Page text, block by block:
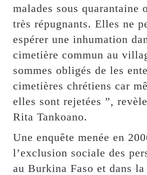
malades sous quarantaine
très répugnants. Elles ne
espérer une inhumation
cimetière commun au
sommes obligés de les
cimetières chrétiens car
elles sont rejetées ”,
Rita Tankoano.
Une enquête menée en
l’exclusion sociale des
au Burkina Faso et dans